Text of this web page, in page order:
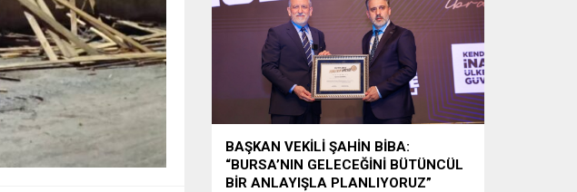
bu yıl 64’üncüsü düzenlenen Uluslararası
Bursa Festivali, sevilen sanatçı Aslı Hünel’i
müzikseverlerle buluşturdu. Uludağ İçecek
ana sponsorluğunda düzenlenen...
BAŞKAN VEKİLİ ŞAHİN BİBA:
“BURSA’NIN GELECEĞİNİ BÜTÜNCÜL
BİR ANLAYIŞLA PLANLIYORUZ”